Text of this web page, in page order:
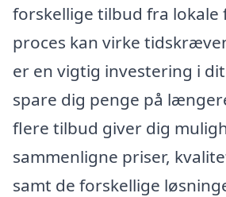
forskellige tilbud fra lokale
proces kan virke
er en vigtig investering i
spare dig penge på
flere tilbud giver dig
sammenligne priser,
samt de forskellige